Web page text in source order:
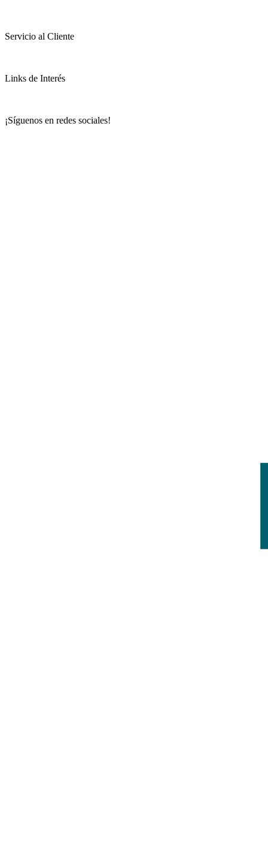
Servicio al Cliente
Links de Interés
¡Síguenos en redes sociales!